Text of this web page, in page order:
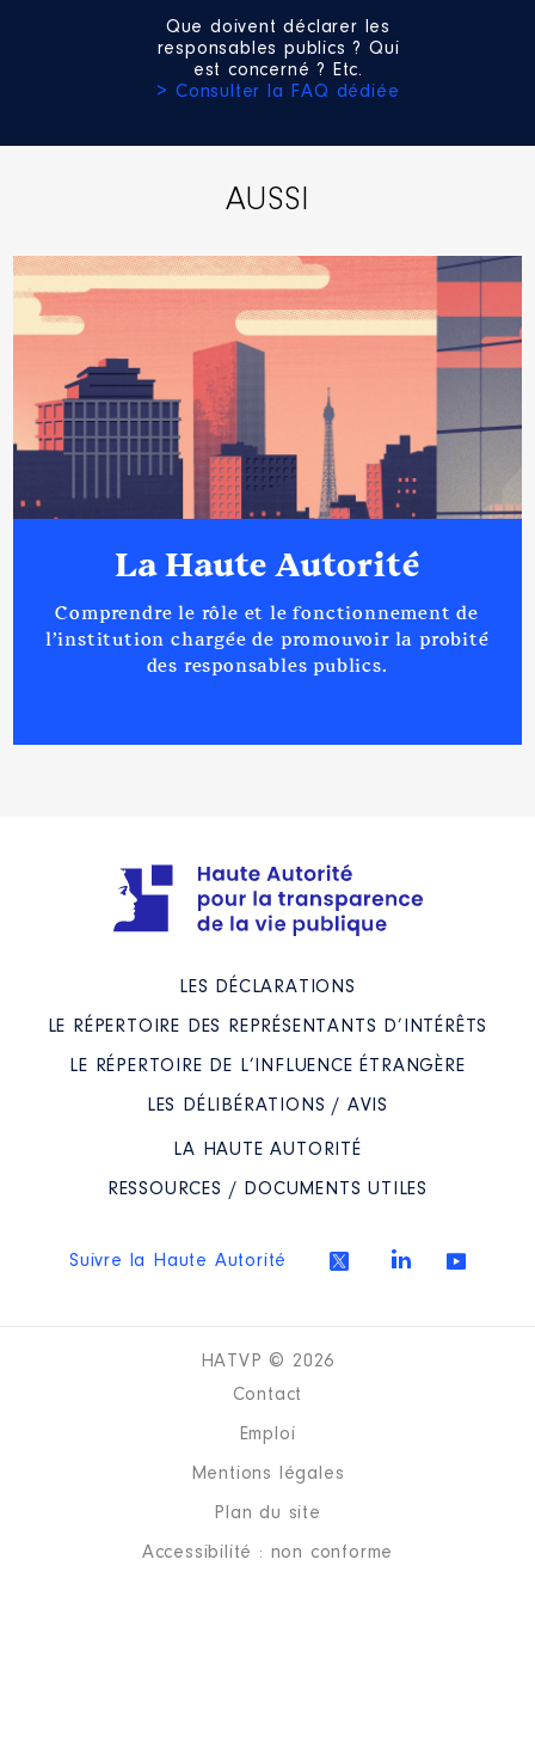
Que doivent déclarer les
responsables publics ? Qui
est concerné ? Etc.
> Consulter la FAQ dédiée
AUSSI
La Haute Autorité
Comprendre le rôle et le fonctionnement de
l’institution chargée de promouvoir la probité
des responsables publics.
LES DÉCLARATIONS
LE RÉPERTOIRE DES REPRÉSENTANTS D’INTÉRÊTS
LE RÉPERTOIRE DE L’INFLUENCE ÉTRANGÈRE
LES DÉLIBÉRATIONS / AVIS
LA HAUTE AUTORITÉ
RESSOURCES / DOCUMENTS UTILES
Suivre la Haute Autorité
HATVP © 2026
Contact
Emploi
Mentions légales
Plan du site
Accessibilité : non conforme